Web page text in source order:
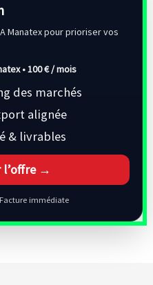
Manatex pour prioriser vos
•100 € / mois
des marchés
alignée
& livrables
l’offre →
immédiate